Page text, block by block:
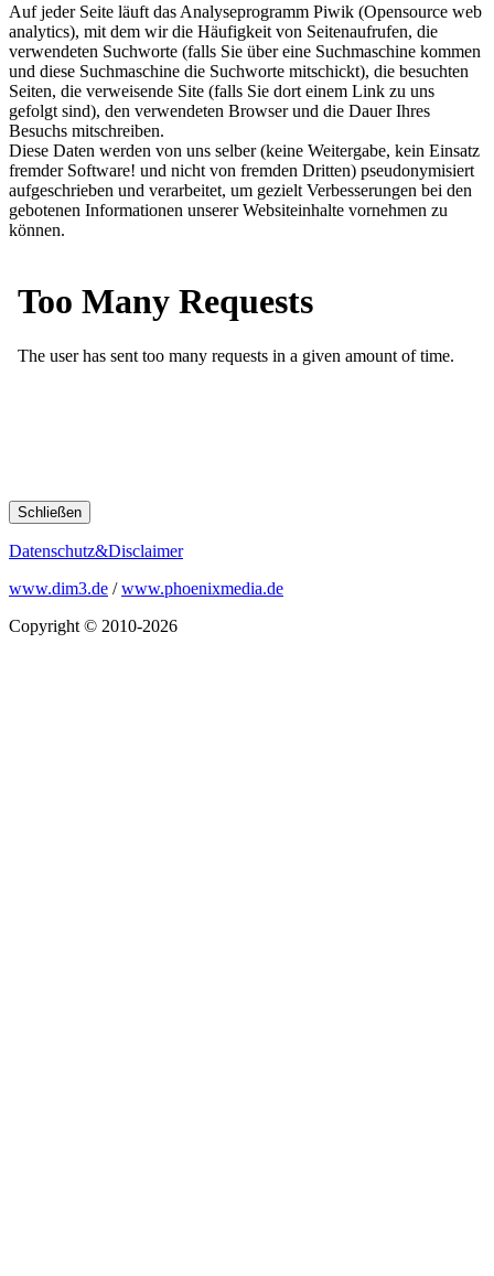
Auf jeder Seite läuft das Analyseprogramm Piwik (Opensource web
analytics), mit dem wir die Häufigkeit von Seitenaufrufen, die
verwendeten Suchworte (falls Sie über eine Suchmaschine kommen
und diese Suchmaschine die Suchworte mitschickt), die besuchten
Seiten, die verweisende Site (falls Sie dort einem Link zu uns
gefolgt sind), den verwendeten Browser und die Dauer Ihres
Besuchs mitschreiben.
Diese Daten werden von uns selber (keine Weitergabe, kein Einsatz
fremder Software! und nicht von fremden Dritten) pseudonymisiert
aufgeschrieben und verarbeitet, um gezielt Verbesserungen bei den
gebotenen Informationen unserer Websiteinhalte vornehmen zu
können.
Schließen
Datenschutz&Disclaimer
www.dim3.de /www.phoenixmedia.de
Copyright © 2010-2026